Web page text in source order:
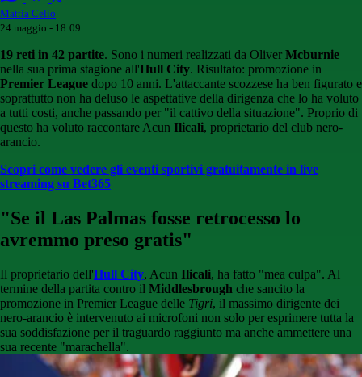
Mattia Celio
24 maggio - 18:09
19 reti in 42 partite. Sono i numeri realizzati da Oliver Mcburnie
nella sua prima stagione all'Hull City. Risultato: promozione in
Premier League dopo 10 anni. L'attaccante scozzese ha ben figurato e
soprattutto non ha deluso le aspettative della dirigenza che lo ha voluto
a tutti costi, anche passando per "il cattivo della situazione". Proprio di
questo ha voluto raccontare Acun Ilicali, proprietario del club nero-
arancio.
Scopri come vedere gli eventi sportivi gratuitamente in live
streaming su Bet365
"Se il Las Palmas fosse retrocesso lo
avremmo preso gratis"
Il proprietario dell'Hull City, Acun Ilicali, ha fatto "mea culpa". Al
termine della partita contro il Middlesbrough che sancito la
promozione in Premier League delle Tigri, il massimo dirigente dei
nero-arancio è intervenuto ai microfoni non solo per esprimere tutta la
sua soddisfazione per il traguardo raggiunto ma anche ammettere una
sua recente "marachella".